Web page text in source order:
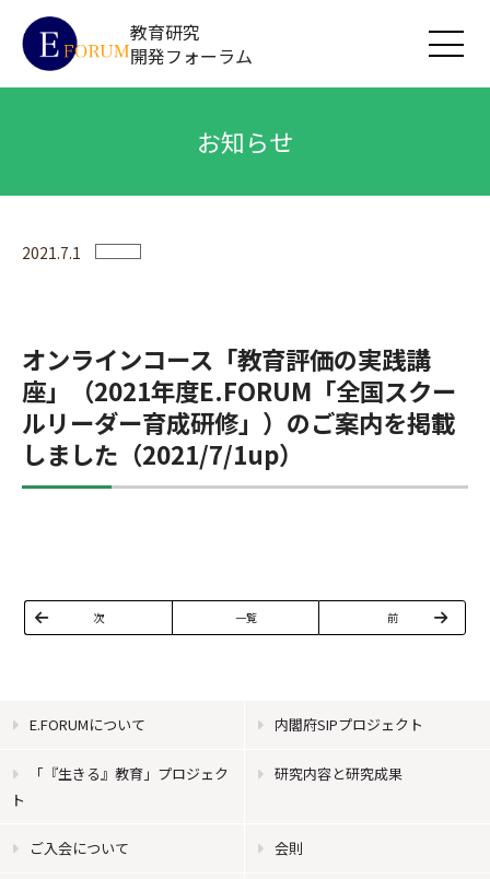
教育研究
開発フォーラム
お知らせ
2021.7.1
オンラインコース「教育評価の実践講
座」（2021年度E.FORUM「全国スクー
ルリーダー育成研修」）のご案内を掲載
しました（2021/7/1up）
次 一覧 前
E.FORUMについて 内閣府SIPプロジェクト
「『生きる』教育」プロジェク
ト
研究内容と研究成果
ご入会について 会則